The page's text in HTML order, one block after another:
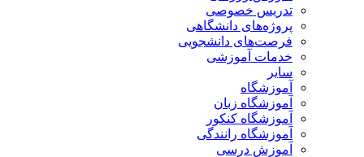
تدریس خصوصی
پروژه‌های دانشگاهی
فرصت‌های دانشجویی
خدمات آموزشی
سایر
آموزشگاه
آموزشگاه زبان
آموزشگاه کنکور
آموزشگاه رانندگی
آموزش درسی